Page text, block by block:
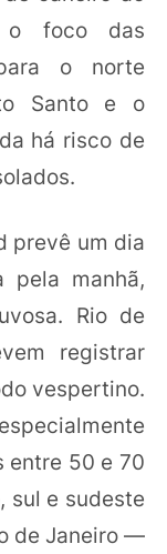
o foco das
o norte
Santo e o
há risco de
prevê um dia
pela manhã,
Rio de
registrar
vespertino.
entre 50 e 70
sul e sudeste
de Janeiro —